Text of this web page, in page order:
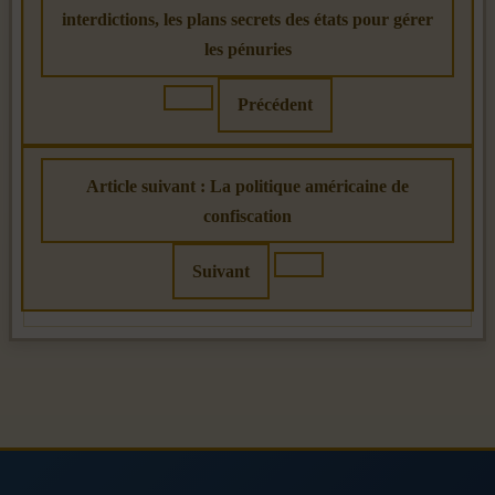
interdictions, les plans secrets des états pour gérer
les pénuries
Précédent
Article suivant : La politique américaine de
confiscation
Suivant